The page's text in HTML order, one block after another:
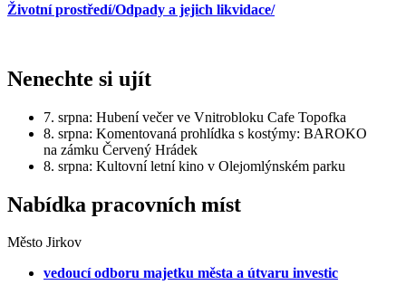
Životní prostředí/Odpady a jejich likvidace/
Nenechte si ujít
7. srpna: Hubení večer ve Vnitrobloku Cafe Topofka
8. srpna: Komentovaná prohlídka s kostýmy: BAROKO
na zámku Červený Hrádek
8. srpna: Kultovní letní kino v Olejomlýnském parku
Nabídka pracovních míst
Město Jirkov
vedoucí odboru majetku města a útvaru investic